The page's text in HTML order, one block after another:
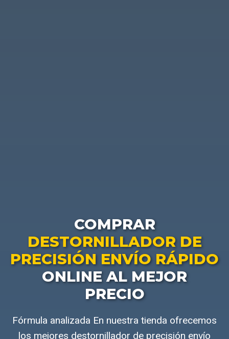
COMPRAR
DESTORNILLADOR DE
PRECISIÓN ENVÍO RÁPIDO
ONLINE AL MEJOR
PRECIO
Fórmula analizada En nuestra tienda ofrecemos
los mejores destornillador de precisión envío